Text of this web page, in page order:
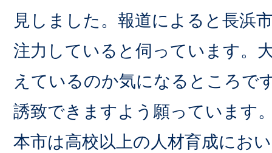
見しました。報道によると長浜
注力していると伺っています。
えているのか気になるところで
誘致できますよう願っています
本市は高校以上の人材育成にお